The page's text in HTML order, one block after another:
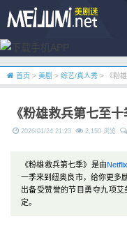
首页 > 美剧 > 综艺/真人秀 > 《粉
《粉雄救兵第七至
2026/01/24 21:23 2,150 浏览
《粉雄救兵第七季》是由Netflix
一季来到纽奥良市，给你更多
出备受赞誉的节目勇夺九项
定。